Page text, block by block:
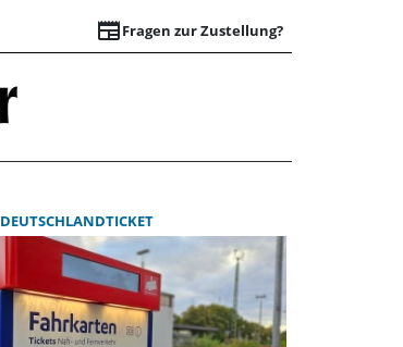
newspaperFragen zur Zustellung?
Suchergebnisse |
DEUTSCHLANDTICKET